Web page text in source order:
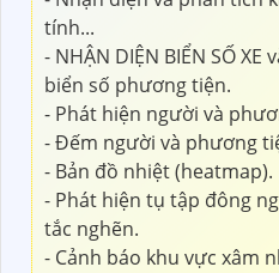
tính...
- NHẬN DIỆN BIỂN SỐ
biển số phương tiện.
- Phát hiện người và
- Đếm người và phương
- Bản đồ nhiệt (heatmap).
- Phát hiện tụ tập đông
tắc nghẽn.
- Cảnh báo khu vực xâm